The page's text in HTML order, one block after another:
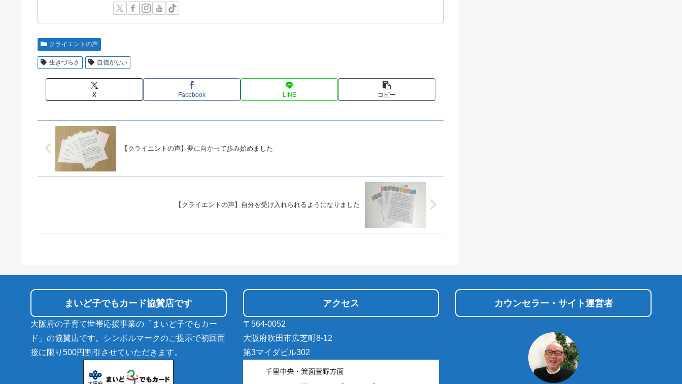
クライエントの声
生きづらさ 自信がない
X Facebook LINE コピー
【クライエントの声】夢に向かって歩み始めました
【クライエントの声】自分を受け入れられるようになりました
まいど子でもカード協賛店です
大阪府の子育て世帯応援事業の「まいど子でもカー
ド」の協賛店です。シンボルマークのご提示で初回面
接に限り500円割引させていただきます。
アクセス
〒564-0052
大阪府吹田市広芝町8-12
第3マイダビル302
カウンセラー・サイト運営者